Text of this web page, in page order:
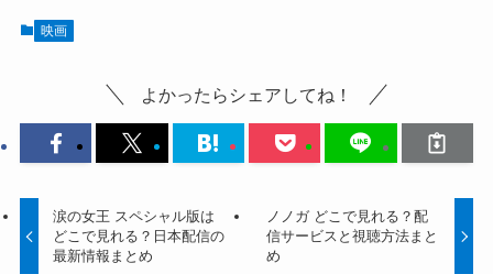
映画
よかったらシェアしてね！
涙の女王 スペシャル版は
どこで見れる？日本配信の
最新情報まとめ
ノノガ どこで見れる？配
信サービスと視聴方法まと
め